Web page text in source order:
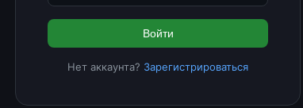
Войти
Нет аккаунта? Зарегистрироваться